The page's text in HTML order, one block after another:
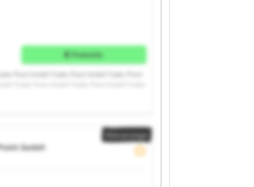
Preisinfo
Kleinanzeige
GmbH